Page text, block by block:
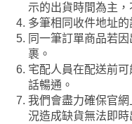
示的出貨時間為主
多筆相同收件地址
同一筆訂單商品若
裹。
宅配人員在配送前
話暢通。
我們會盡力確保官
況造成缺貨無法即